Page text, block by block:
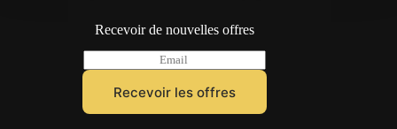
Recevoir de nouvelles offres
m
l
Recevoir les offres